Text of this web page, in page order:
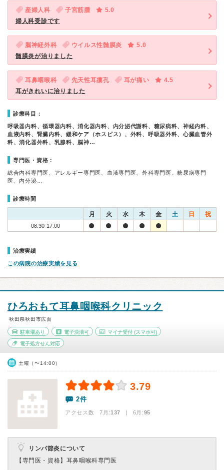
産婦人科 子宮筋腫
5.0
婦人科受診です
脳神経外科 ウイルス性髄膜炎
5.0
髄膜炎が治りました
耳鼻咽喉科 先天性耳瘻孔 耳が痛い
4.5
耳がきれいに治りました
診療科目：
呼吸器内科、循環器内科、消化器内科、内分泌代謝科、糖尿病科、神経内科、
血液内科、腎臓内科、緩和ケア（ホスピス）、外科、呼吸器外科、心臓血管外
科、消化器外科、乳腺科、脳神…
専門医・資格：
総合内科専門医、アレルギー専門医、血液専門医、外科専門医、糖尿病専門
医、内分泌…
診療時間
月 火 水 木 金 土 日 祝
08:30-17:00
治療実績
この病院の治療実績を見る
ひろおもて耳鼻咽喉科クリニック
秋田県秋田市広面
駐車場あり 電子決済可 マイナ受付 (スマホ可)
電子処方せん対応
土曜（〜14:00）
3.79
2件
アクセス数 7月:137 | 6月:95
リンパ節炎について
【専門医・資格】 耳鼻咽喉科専門医